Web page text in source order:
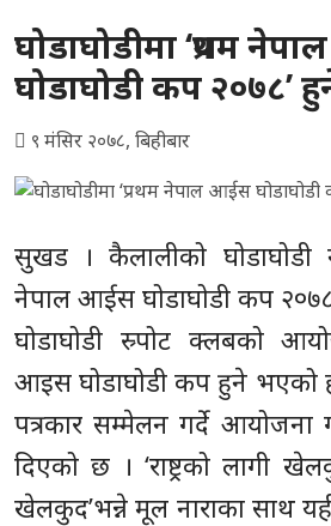
घोडाघोडीमा ‘प्रथम
घोडाघोडी कप २०७८’
९ मंसिर २०७८, बिहीबार
सुखड । कैलालीको घोडाघोडी
नेपाल आईस घोडाघोडी कप
घोडाघोडी स्र्पोट क्लबको
आइस घोडाघोडी कप हुने भएको
पत्रकार सम्मेलन गर्दे आयोजना
दिएको छ । ‘राष्ट्रको लागी
खेलकुद’भन्ने मूल नाराका साथ